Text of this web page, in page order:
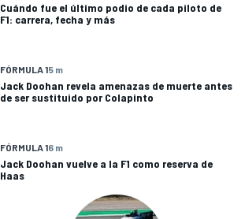
Cuándo fue el último podio de cada piloto de
F1: carrera, fecha y más
FÓRMULA 15 m
Jack Doohan revela amenazas de muerte antes
de ser sustituido por Colapinto
FÓRMULA 16 m
Jack Doohan vuelve a la F1 como reserva de
Haas